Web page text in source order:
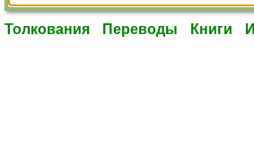
Толкования Переводы Книги